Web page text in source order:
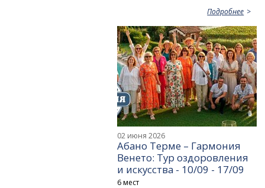
Подробнее
02 июня 2026
Абано Терме – Гармония
Венето: Тур оздоровления
и искусства - 10/09 - 17/09
6 мест